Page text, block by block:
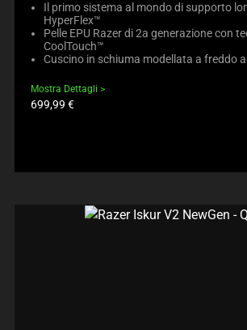
Il primo sistema al mondo di supporto
HyperFlex™
Pelle EPU Razer di 2a generazione con
CoolTouch™
Cuscino in schiuma modellata a freddo
Mostra Dettagli
Prezzo
prodotto:
699,99 €